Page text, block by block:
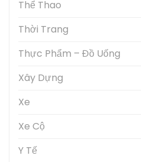
Thể Thao
Thời Trang
Thực Phẩm – Đồ Uống
Xây Dựng
Xe
Xe Cộ
Y Tế